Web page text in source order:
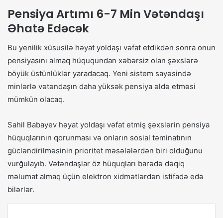
Pensiya Artımı 6-7 Min Vətəndaşı
Əhatə Edəcək
Bu yenilik xüsusilə həyat yoldaşı vəfat etdikdən sonra onun
pensiyasını almaq hüququndan xəbərsiz olan şəxslərə
böyük üstünlüklər yaradacaq. Yeni sistem sayəsində
minlərlə vətəndaşın daha yüksək pensiya əldə etməsi
mümkün olacaq.
Sahil Babayev həyat yoldaşı vəfat etmiş şəxslərin pensiya
hüquqlarının qorunması və onların sosial təminatının
gücləndirilməsinin prioritet məsələlərdən biri olduğunu
vurğulayıb. Vətəndaşlar öz hüquqları barədə dəqiq
məlumat almaq üçün elektron xidmətlərdən istifadə edə
bilərlər.